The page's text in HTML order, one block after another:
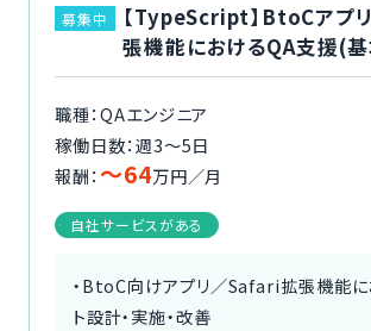
募集中
【TypeScript】BtoCアプ
張機能におけるQA支援(
職種：QAエンジニア
稼働日数：週3〜5日
報酬： 〜64万円／月
自社サービスがある
・BtoC向けアプリ／Safari拡張機能に
ト設計・実施・改善